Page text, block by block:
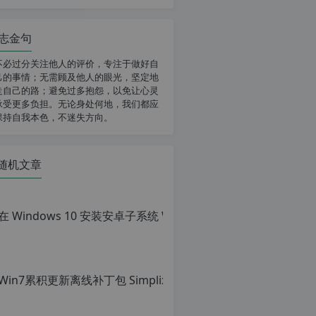
金句
必过分关注他人的评价，专注于做好自
的事情；无需顾及他人的眼光，坚定地
自己的路；避免过多抱怨，以免让心灵
受更多负担。无论身处何地，我们都应
持自我本色，不迷失方向。
机文章